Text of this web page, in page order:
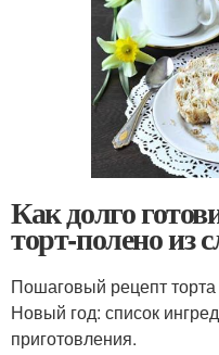
Как долго
торт-полено из
Пошаговый рецепт
Новый год: список
приготовления.